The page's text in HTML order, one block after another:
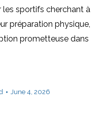
les sportifs cherchant à
préparation physique,
prometteuse dans
June 4, 2026